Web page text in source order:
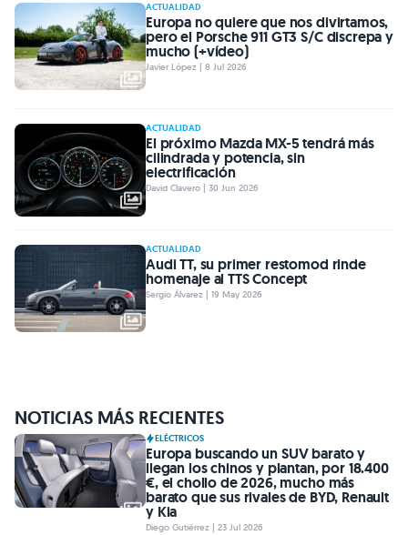
ACTUALIDAD
Europa no quiere que nos divirtamos,
pero el Porsche 911 GT3 S/C discrepa y
mucho (+vídeo)
Javier López | 8 Jul 2026
ACTUALIDAD
El próximo Mazda MX-5 tendrá más
cilindrada y potencia, sin
electrificación
David Clavero | 30 Jun 2026
ACTUALIDAD
Audi TT, su primer restomod rinde
homenaje al TTS Concept
Sergio Álvarez | 19 May 2026
NOTICIAS MÁS RECIENTES
ELÉCTRICOS
Europa buscando un SUV barato y
llegan los chinos y plantan, por 18.400
€, el chollo de 2026, mucho más
barato que sus rivales de BYD, Renault
y Kia
Diego Gutiérrez | 23 Jul 2026